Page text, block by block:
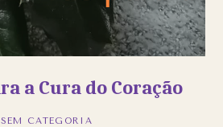
a Cura do Coração
SEM CATEGORIA